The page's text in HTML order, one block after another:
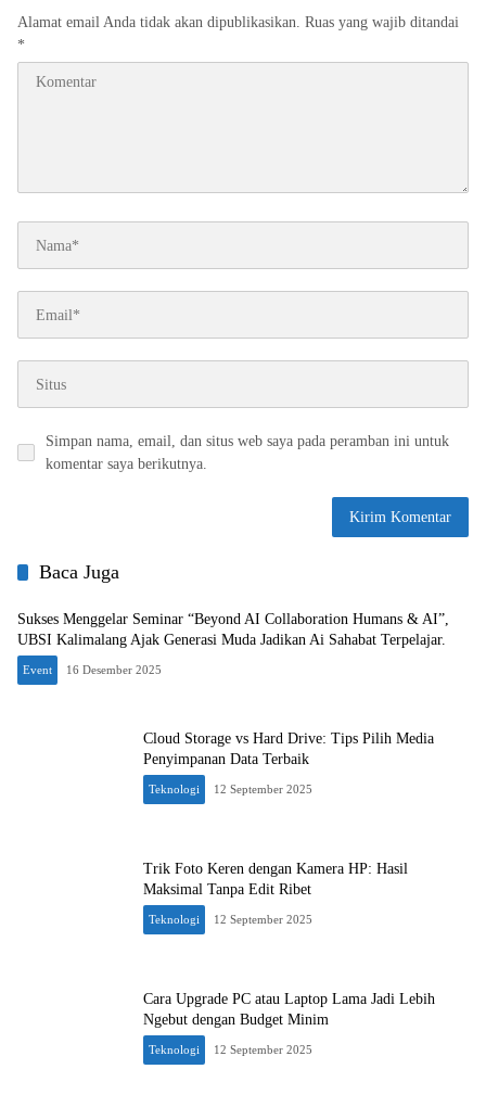
Alamat email Anda tidak akan dipublikasikan. Ruas yang wajib ditandai
*
Simpan nama, email, dan situs web saya pada peramban ini untuk
komentar saya berikutnya.
Baca Juga
Sukses Menggelar Seminar “Beyond AI Collaboration Humans & AI”,
UBSI Kalimalang Ajak Generasi Muda Jadikan Ai Sahabat Terpelajar.
Event 16 Desember 2025
Cloud Storage vs Hard Drive: Tips Pilih Media
Penyimpanan Data Terbaik
Teknologi 12 September 2025
Trik Foto Keren dengan Kamera HP: Hasil
Maksimal Tanpa Edit Ribet
Teknologi 12 September 2025
Cara Upgrade PC atau Laptop Lama Jadi Lebih
Ngebut dengan Budget Minim
Teknologi 12 September 2025